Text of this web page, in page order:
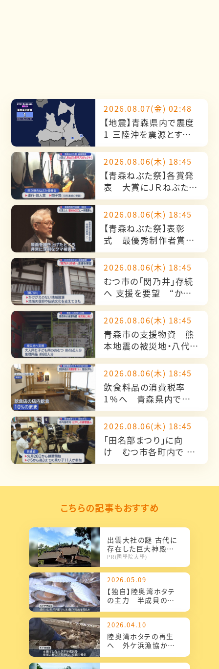
2026.08.07(金) 02:48
【地震】青森県内で震度
1 三陸沖を震源とする
最大震度1の地震が発
生 津波の心配なし
2026.08.06(木) 18:45
【青森ねぶた祭】各賞発
表 大賞にＪＲねぶた実
行プロジェクト「北海の
雄」
2026.08.06(木) 18:45
【青森ねぶた祭】表彰
式 最優秀制作者賞11
回目のねぶた名人・竹浪
比呂央さんの葛藤と
は…
2026.08.06(木) 18:45
むつ市の「関乃井」存続
へ 支援を要望 “かけ
がえのない地域資源”
2026.08.06(木) 18:45
青森市の支援物資 熊
本地震の被災地・八代市
へ出発
2026.08.06(木) 18:45
飲食料品の消費税率
1％へ 青森県内では
歓迎の声や懸念の声も
2026.08.06(木) 18:45
「田名部まつり」に向
け むつ市各町内で は
やしの練習盛ん
こちらの記事もおすすめ
出雲大社の謎 古代に
存在した巨大神殿の
ルーツに迫る
PR(國學院大學)
2026.05.09
【独自】陸奥湾ホタテ
の主力 半成貝の水
ケ浜町
2026.04.10
陸奥湾ホタテの再生
へ 外ケ浜漁協から
貝を融通